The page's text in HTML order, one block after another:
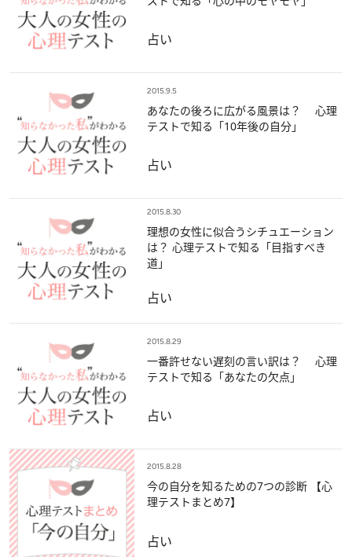
占い
2015.9.5
あなたの後ろに広がる風景は？ 心理
テストで知る「10年後の自分」
占い
2015.8.30
理想の女性に似合うシチュエーション
は？ 心理テストで知る「目指すべき
道」
占い
2015.8.29
一番許せない遅刻の言い訳は？ 心理
テストで知る「あなたの欠点」
占い
2015.8.28
今の自分を知るための7つの診断 【心
理テストまとめ7】
占い